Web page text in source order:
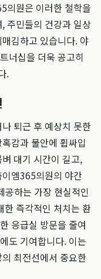
의원은 이러한 철학을
주민들의 건강과 일상
김하고 있습니다. 야
너십을 더욱 공고히
.
퇴근 후 예상치 못한
감과 불안에 휩싸입
대기 시간이 길고,
엠365의원의 야간
공하는 가장 현실적인
한 즉각적인 처치는 환
응급실 방문을 줄여
도 기여합니다. 이는
최전선에서 중요한